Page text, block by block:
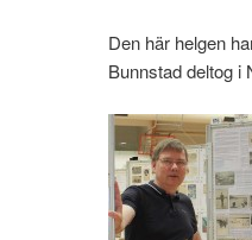
Den här helgen
Bunnstad deltog